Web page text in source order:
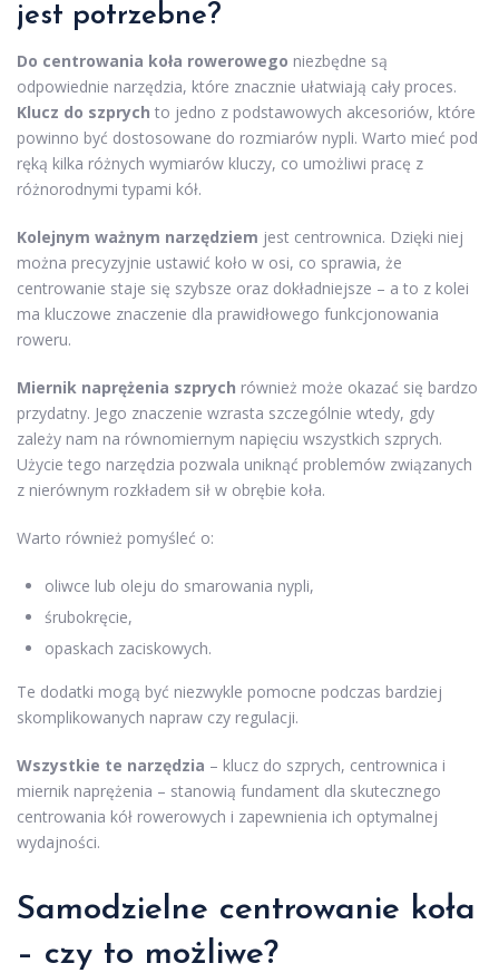
jest potrzebne?
Do centrowania koła rowerowego niezbędne są
odpowiednie narzędzia, które znacznie ułatwiają cały proces.
Klucz do szprych to jedno z podstawowych akcesoriów, które
powinno być dostosowane do rozmiarów nypli. Warto mieć pod
ręką kilka różnych wymiarów kluczy, co umożliwi pracę z
różnorodnymi typami kół.
Kolejnym ważnym narzędziem jest centrownica. Dzięki niej
można precyzyjnie ustawić koło w osi, co sprawia, że
centrowanie staje się szybsze oraz dokładniejsze – a to z kolei
ma kluczowe znaczenie dla prawidłowego funkcjonowania
roweru.
Miernik naprężenia szprych również może okazać się bardzo
przydatny. Jego znaczenie wzrasta szczególnie wtedy, gdy
zależy nam na równomiernym napięciu wszystkich szprych.
Użycie tego narzędzia pozwala uniknąć problemów związanych
z nierównym rozkładem sił w obrębie koła.
Warto również pomyśleć o:
oliwce lub oleju do smarowania nypli,
śrubokręcie,
opaskach zaciskowych.
Te dodatki mogą być niezwykle pomocne podczas bardziej
skomplikowanych napraw czy regulacji.
Wszystkie te narzędzia – klucz do szprych, centrownica i
miernik naprężenia – stanowią fundament dla skutecznego
centrowania kół rowerowych i zapewnienia ich optymalnej
wydajności.
Samodzielne centrowanie koła
– czy to możliwe?